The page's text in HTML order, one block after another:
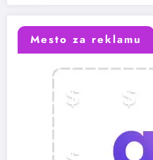
Mesto za reklamu